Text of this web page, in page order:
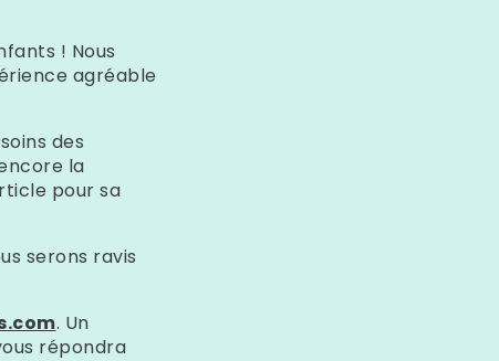
! Nous
agréable
des
la
pour sa
serons ravis
. Un
répondra